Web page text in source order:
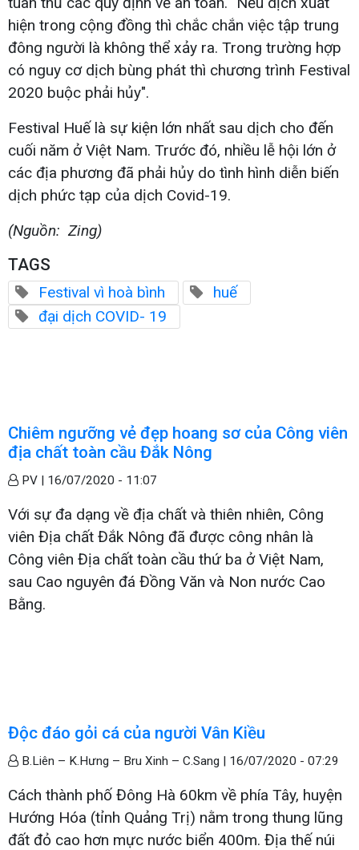
hiện trong cộng đồng thì chắc chắn việc tập trung
đông người là không thể xảy ra. Trong trường hợp
có nguy cơ dịch bùng phát thì chương trình Festival
2020 buộc phải hủy".
Festival Huế là sự kiện lớn nhất sau dịch cho đến
cuối năm ở Việt Nam. Trước đó, nhiều lễ hội lớn ở
các địa phương đã phải hủy do tình hình diễn biến
dịch phức tạp của dịch Covid-19.
(Nguồn: Zing)
TAGS
Festival vì hoà bình
huế
đại dịch COVID- 19
Chiêm ngưỡng vẻ đẹp hoang sơ của Công viên
địa chất toàn cầu Đắk Nông
PV | 16/07/2020 - 11:07
Với sự đa dạng về địa chất và thiên nhiên, Công
viên Địa chất Đắk Nông đã được công nhân là
Công viên Địa chất toàn cầu thứ ba ở Việt Nam,
sau Cao nguyên đá Đồng Văn và Non nước Cao
Bằng.
Độc đáo gỏi cá của người Vân Kiều
B.Liên – K.Hưng – Bru Xinh – C.Sang | 16/07/2020 - 07:29
Cách thành phố Đông Hà 60km về phía Tây, huyện
Hướng Hóa (tỉnh Quảng Trị) nằm trong thung lũng
đất đỏ cao hơn mực nước biển 400m. Địa thế núi